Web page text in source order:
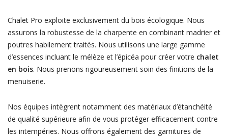
Chalet Pro exploite exclusivement du bois écologique. Nous
assurons la robustesse de la charpente en combinant madrier et
poutres habilement traités. Nous utilisons une large gamme
d’essences incluant le mélèze et l’épicéa pour créer votre chalet
en bois. Nous prenons rigoureusement soin des finitions de la
menuiserie.
Nos équipes intègrent notamment des matériaux d’étanchéité
de qualité supérieure afin de vous protéger efficacement contre
les intempéries. Nous offrons également des garnitures de